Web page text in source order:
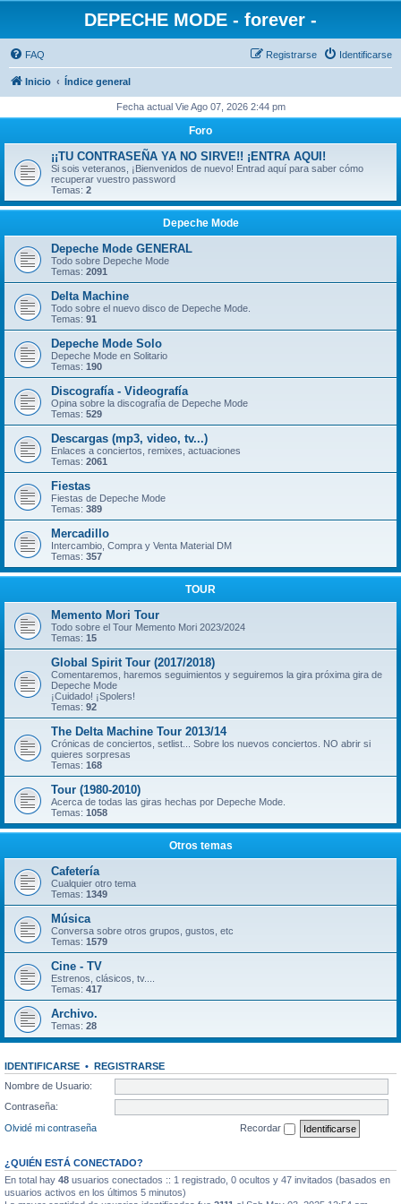
DEPECHE MODE - forever -
FAQ Identificarse
Registrarse
Inicio Índice general
Fecha actual Vie Ago 07, 2026 2:44 pm
Foro
¡¡TU CONTRASEÑA YA NO SIRVE!! ¡ENTRA AQUI!
Si sois veteranos, ¡Bienvenidos de nuevo! Entrad aquí para saber cómo
recuperar vuestro password
Temas: 2
Depeche Mode
Depeche Mode GENERAL
Todo sobre Depeche Mode
Temas: 2091
Delta Machine
Todo sobre el nuevo disco de Depeche Mode.
Temas: 91
Depeche Mode Solo
Depeche Mode en Solitario
Temas: 190
Discografía - Videografía
Opina sobre la discografía de Depeche Mode
Temas: 529
Descargas (mp3, video, tv...)
Enlaces a conciertos, remixes, actuaciones
Temas: 2061
Fiestas
Fiestas de Depeche Mode
Temas: 389
Mercadillo
Intercambio, Compra y Venta Material DM
Temas: 357
TOUR
Memento Mori Tour
Todo sobre el Tour Memento Mori 2023/2024
Temas: 15
Global Spirit Tour (2017/2018)
Comentaremos, haremos seguimientos y seguiremos la gira próxima gira de
Depeche Mode
¡Cuidado! ¡Spolers!
Temas: 92
The Delta Machine Tour 2013/14
Crónicas de conciertos, setlist... Sobre los nuevos conciertos. NO abrir si
quieres sorpresas
Temas: 168
Tour (1980-2010)
Acerca de todas las giras hechas por Depeche Mode.
Temas: 1058
Otros temas
Cafetería
Cualquier otro tema
Temas: 1349
Música
Conversa sobre otros grupos, gustos, etc
Temas: 1579
Cine - TV
Estrenos, clásicos, tv....
Temas: 417
Archivo.
Temas: 28
IDENTIFICARSE • REGISTRARSE
Nombre de Usuario:
Contraseña:
Olvidé mi contraseña
Recordar
¿QUIÉN ESTÁ CONECTADO?
En total hay 48 usuarios conectados :: 1 registrado, 0 ocultos y 47 invitados (basados en
usuarios activos en los últimos 5 minutos)